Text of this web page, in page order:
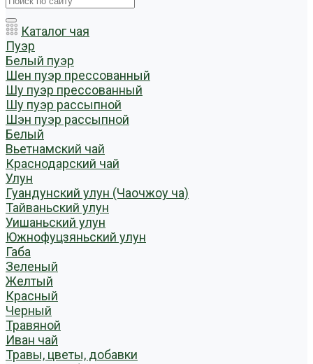
Каталог чая
Пуэр
Белый пуэр
Шен пуэр прессованный
Шу пуэр прессованный
Шу пуэр рассыпной
Шэн пуэр рассыпной
Белый
Вьетнамский чай
Краснодарский чай
Улун
Гуандунский улун (Чаочжоу ча)
Тайваньский улун
Уишаньский улун
Южнофуцзяньский улун
Габа
Зеленый
Желтый
Красный
Черный
Травяной
Иван чай
Травы, цветы, добавки